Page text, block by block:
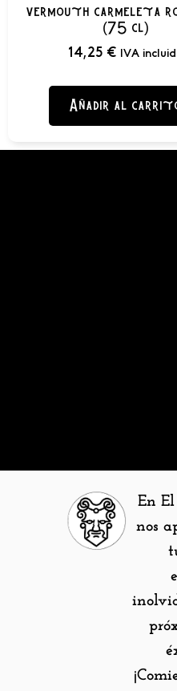
vermouth carmeleta
(75 cl)
14,25 € IVA
Añadir al
En
nos